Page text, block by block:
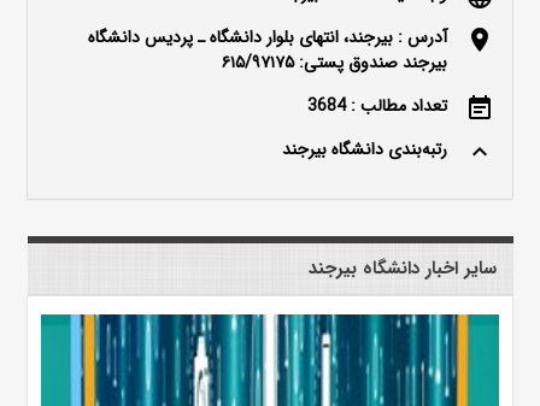
location_on
آدرس : بیرجند، انتهای بلوار دانشگاه ـ پردیس دانشگاه
بیرجند صندوق پستی: ۶۱۵/۹۷۱۷۵
event_note تعداد مطالب : 3684
keyboard_arrow_up رتبه‌بندی دانشگاه بیرجند
سایر اخبار دانشگاه بیرجند